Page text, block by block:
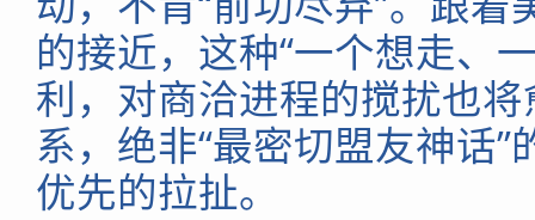
的接近，这种“一个想走、
利，对商洽进程的搅扰也
系，绝非“最密切盟友神话
优先的拉扯。